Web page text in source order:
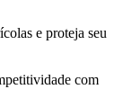
e proteja seu
com